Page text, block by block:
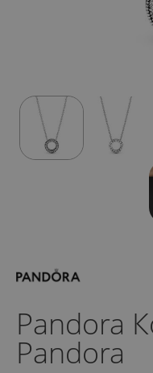
Pandora
Pandora